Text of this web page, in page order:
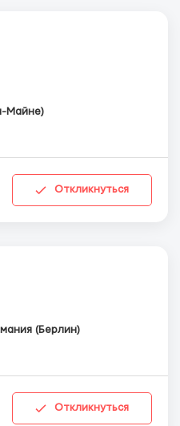
Майне)
Откликнуться
(Берлин)
Откликнуться